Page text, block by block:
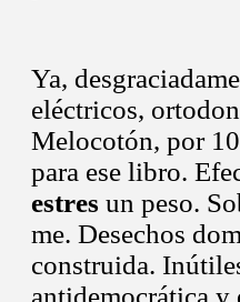
Ya,
eléctricos,
Melocotón, por
para ese libro.
estres un peso.
me. Desechos
construida.
antidemocrática